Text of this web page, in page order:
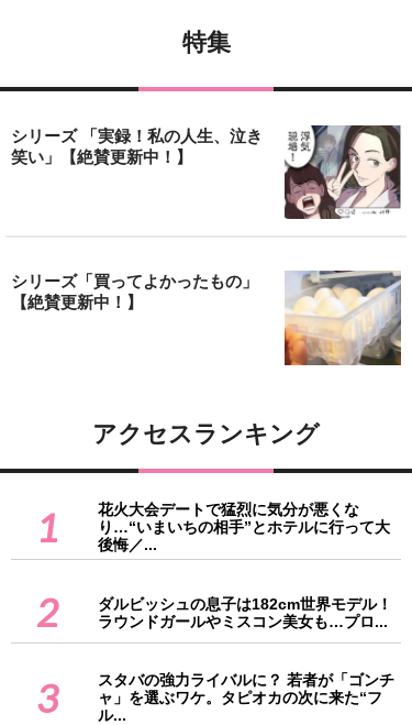
特集
シリーズ 「実録！私の人生、泣き
笑い」【絶賛更新中！】
シリーズ「買ってよかったもの」
【絶賛更新中！】
アクセスランキング
1
花火大会デートで猛烈に気分が悪くな
り…“いまいちの相手”とホテルに行って大
後悔／...
2
ダルビッシュの息子は182cm世界モデル！
ラウンドガールやミスコン美女も…プロ...
3
スタバの強力ライバルに？ 若者が「ゴンチ
ャ」を選ぶワケ。タピオカの次に来た“フ
ル...